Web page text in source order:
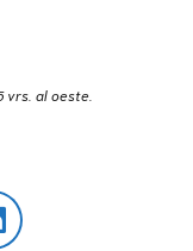
vrs. al oeste.